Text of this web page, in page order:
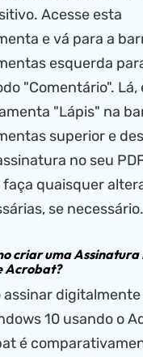
Acesse esta
e vá para a
esquerda
"Comentário". Lá,
"Lápis" na
superior e
no seu
faça quaisquer
se necessário.
criar uma Assinatura
Acrobat?
assinar digitalmente
10 usando o
é